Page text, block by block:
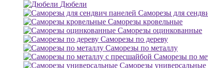
Дюбели
Саморезы для
Саморезы кровельные
Саморезы оцинкованные
Саморезы по дереву
Саморезы по металлу
Саморезы по
Саморезы универсальные